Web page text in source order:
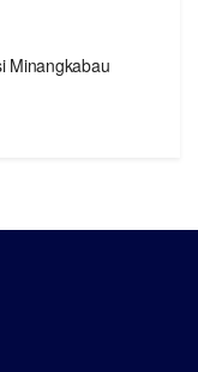
Minangkabau